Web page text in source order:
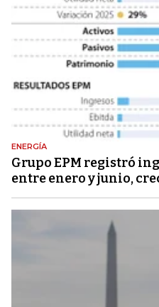
ENERGÍA
Grupo EPM registró
entre enero y junio,